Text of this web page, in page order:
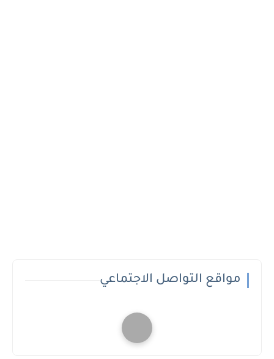
مواقع التواصل الاجتماعي